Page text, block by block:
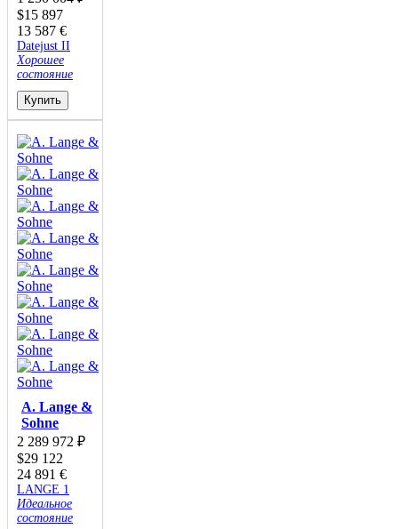
$15 897
13 587 €
Datejust II
Хорошее
состояние
Купить
A. Lange &
Sohne
2 289 972 ₽
$29 122
24 891 €
LANGE 1
Идеальное
состояние